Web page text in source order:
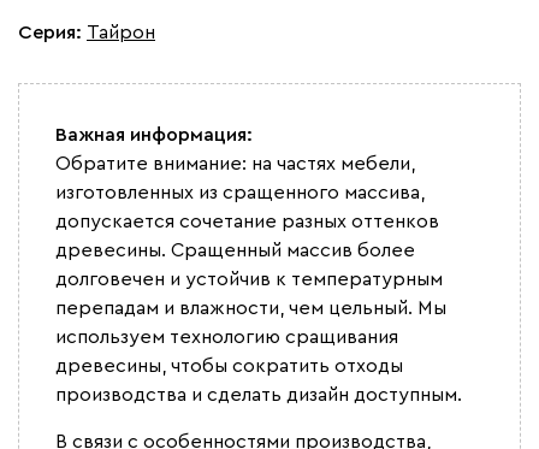
Серия: Тайрон
Важная информация:
Обратите внимание: на частях мебели,
изготовленных из сращенного массива,
допускается сочетание разных оттенков
древесины. Сращенный массив более
долговечен и устойчив к температурным
перепадам и влажности, чем цельный. Мы
используем технологию сращивания
древесины, чтобы сократить отходы
производства и сделать дизайн доступным.
В связи с особенностями производства,